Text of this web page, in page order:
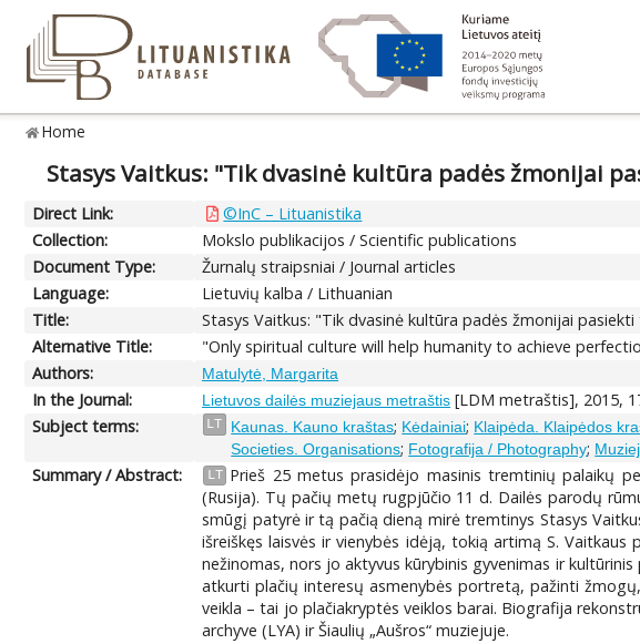
Home
Stasys Vaitkus: "Tik dvasinė kultūra padės žmonijai
Direct Link:
©InC – Lituanistika
Collection:
Mokslo publikacijos / Scientific publications
Document Type:
Žurnalų straipsniai / Journal articles
Language:
Lietuvių kalba / Lithuanian
Title:
Stasys Vaitkus: "Tik dvasinė kultūra padės žmonijai
Alternative Title:
"Only spiritual culture will help humanity to achieve
Authors:
Matulytė, Margarita
In the Journal: Lietuvos dailės muziejaus metraštis [LDM metraštis], 2015,
Subject terms:
LT Kaunas. Kauno kraštas; Kėdainiai; Klaipėda. Klaipėdos
Societies. Organisations; Fotografija / Photography;
Summary / Abstract: LT Prieš 25 metus prasidėjo masinis tremtinių palaikų
(Rusija). Tų pačių metų rugpjūčio 11 d. Dailės parodų
smūgį patyrė ir tą pačią dieną mirė tremtinys Stasys
išreiškęs laisvės ir vienybės idėją, tokią artimą S.
nežinomas, nors jo aktyvus kūrybinis gyvenimas ir
atkurti plačių interesų asmenybės portretą, pažinti
veikla – tai jo plačiakryptės veiklos barai. Biografija
archyve (LYA) ir Šiaulių „Aušros“ muziejuje.